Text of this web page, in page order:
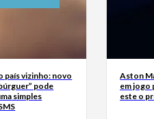
país vizinho: novo
pode
simples
Aston
em jogo
este o